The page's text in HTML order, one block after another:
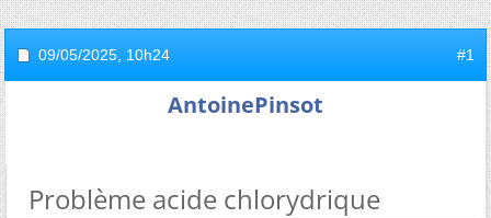
09/05/2025, 10h24 #1
AntoinePinsot
Problème acide chlorydrique